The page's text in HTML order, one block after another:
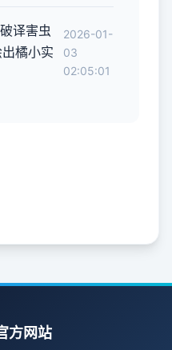
译害虫
橘小实
2026-01-
03
02:05:01
方网站